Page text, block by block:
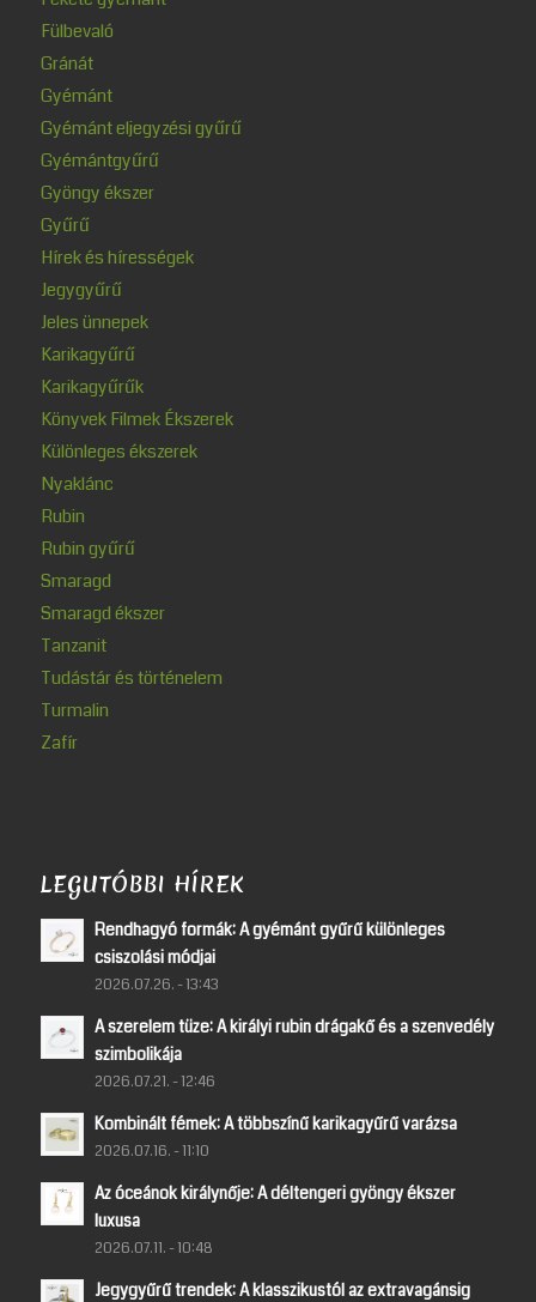
Fülbevaló
Gránát
Gyémánt
Gyémánt eljegyzési gyűrű
Gyémántgyűrű
Gyöngy ékszer
Gyűrű
Hírek és hírességek
Jegygyűrű
Jeles ünnepek
Karikagyűrű
Karikagyűrűk
Könyvek Filmek Ékszerek
Különleges ékszerek
Nyaklánc
Rubin
Rubin gyűrű
Smaragd
Smaragd ékszer
Tanzanit
Tudástár és történelem
Turmalin
Zafír
LEGUTÓBBI HÍREK
Rendhagyó formák: A gyémánt gyűrű különleges
csiszolási módjai
2026.07.26. - 13:43
A szerelem tüze: A királyi rubin drágakő és a szenvedély
szimbolikája
2026.07.21. - 12:46
Kombinált fémek: A többszínű karikagyűrű varázsa
2026.07.16. - 11:10
Az óceánok királynője: A déltengeri gyöngy ékszer
luxusa
2026.07.11. - 10:48
Jegygyűrű trendek: A klasszikustól az extravagánsig